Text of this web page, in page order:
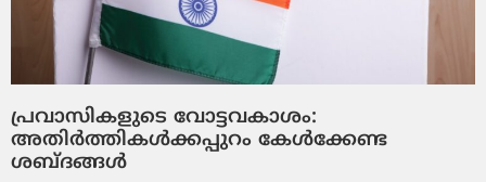
പ്രവാസികളുടെ വോട്ടവകാശം:
അതിർത്തികൾക്കപ്പുറം കേൾക്കേണ്ട
ശബ്ദങ്ങൾ